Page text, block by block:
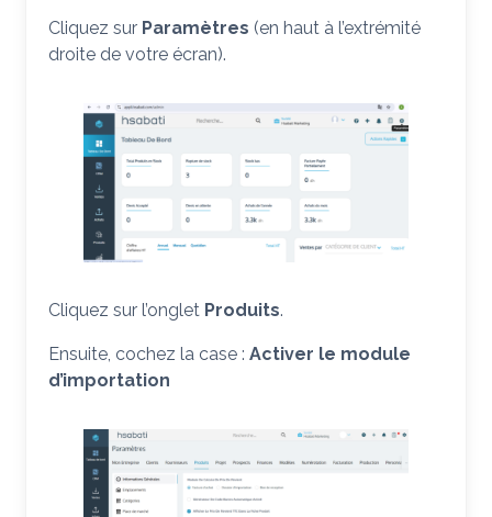
Cliquez sur Paramètres (en haut à l’extrémité
droite de votre écran).
Cliquez sur l’onglet Produits.
Ensuite, cochez la case : Activer le module
d’importation